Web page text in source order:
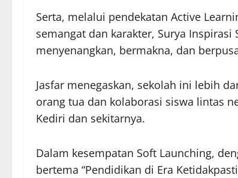
Serta, melalui pendekatan Active
semangat dan karakter, Surya
menyenangkan, bermakna, dan
Jasfar menegaskan, sekolah ini lebih
orang tua dan kolaborasi siswa lintas
Kediri dan sekitarnya.
Dalam kesempatan Soft Launching,
bertema “Pendidikan di Era